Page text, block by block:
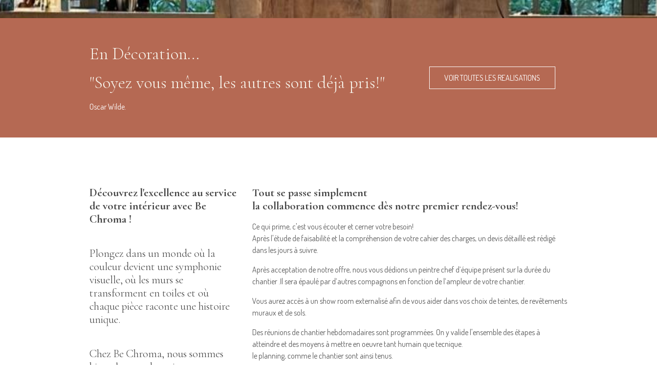
En Décoration...
"Soyez vous même, les autres sont déjà pris!"
Oscar Wilde.
VOIR TOUTES LES REALISATIONS
Découvrez l'excellence au service
de votre intérieur avec Be
Chroma !
Plongez dans un monde où la
couleur devient une symphonie
visuelle, où les murs se
transforment en toiles et où
chaque pièce raconte une histoire
unique.
Chez Be Chroma, nous sommes
Tout se passe simplement
la collaboration commence dès notre premier rendez-vous!
Ce qui prime, c'est vous écouter et cerner votre besoin!
Après l'étude de faisabilité et la compréhension de votre cahier des charges, un devis détaillé est rédigé
dans les jours à suivre.
Après acceptation de notre offre, nous vous dédions un peintre chef d’équipe présent sur la durée du
chantier .Il sera épaulé par d’autres compagnons en fonction de l’ampleur de votre chantier.
Vous aurez accès à un show room externalisé afin de vous aider dans vos choix de teintes, de revêtements
muraux et de sols.
Des réunions de chantier hebdomadaires sont programmées. On y valide l'ensemble des étapes à
atteindre et des moyens à mettre en oeuvre tant humain que tecnique.
le planning, comme le chantier sont ainsi tenus.